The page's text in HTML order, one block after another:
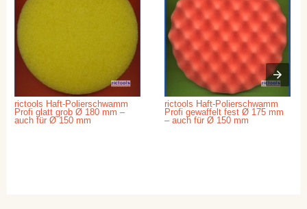
rictools Haft-Polierschwamm
Profi glatt grob Ø 180 mm –
auch für Ø 150 mm
rictools Haft-Polierschwamm
Profi gewaffelt fest Ø 175 mm
– auch für Ø 150 mm